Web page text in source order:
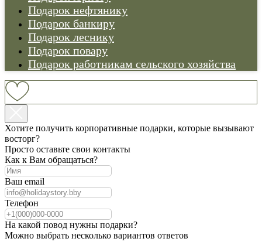
Подарок нефтянику
Подарок банкиру
Подарок леснику
Подарок повару
Подарок работникам сельского хозяйства
Хотите получить корпоративные подарки, которые вызывают
восторг?
Просто оставьте свои контакты
Как к Вам обращаться?
Ваш email
Телефон
На какой повод нужны подарки?
Можно выбрать несколько вариантов ответов